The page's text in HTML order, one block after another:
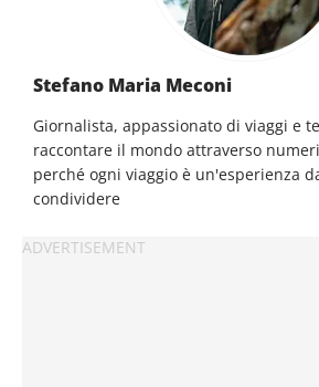
Stefano Maria Meconi
Giornalista, appassionato di viaggi e
raccontare il mondo attraverso
perché ogni viaggio è un'esperienza
condividere